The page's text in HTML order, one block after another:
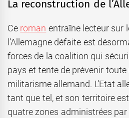
La reconstruction de
Ce roman entraîne lecteur sur
l’Allemagne défaite est
forces de la coalition qui
pays et tente de prévenir toute
militarisme allemand. L’Etat
tant que tel, et son territoire
quatre zones administrées